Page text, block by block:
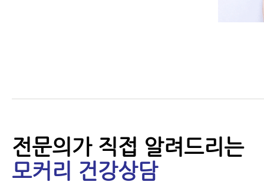
전문의가 직접 알려드리는
모커리 건강상담